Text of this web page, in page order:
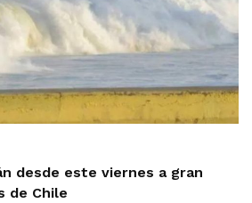
desde este viernes a gran
de Chile